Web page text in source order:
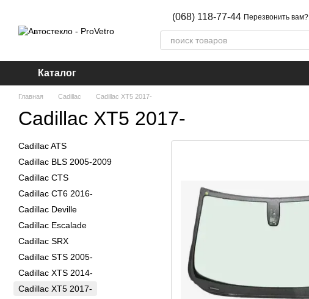
(068) 118-77-44 Перезвонить вам?
Каталог
Главная Cadillac Cadillac XT5 2017-
Cadillac XT5 2017-
Cadillac ATS
Cadillac BLS 2005-2009
Cadillac CTS
Cadillac CT6 2016-
Cadillac Deville
Cadillac Escalade
Cadillac SRX
Cadillac STS 2005-
Cadillac XTS 2014-
Cadillac XT5 2017-